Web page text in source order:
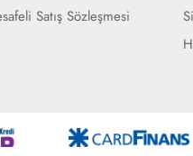
Satış Sözleşmesi